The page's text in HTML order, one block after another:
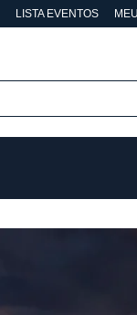
LISTA EVENTOS